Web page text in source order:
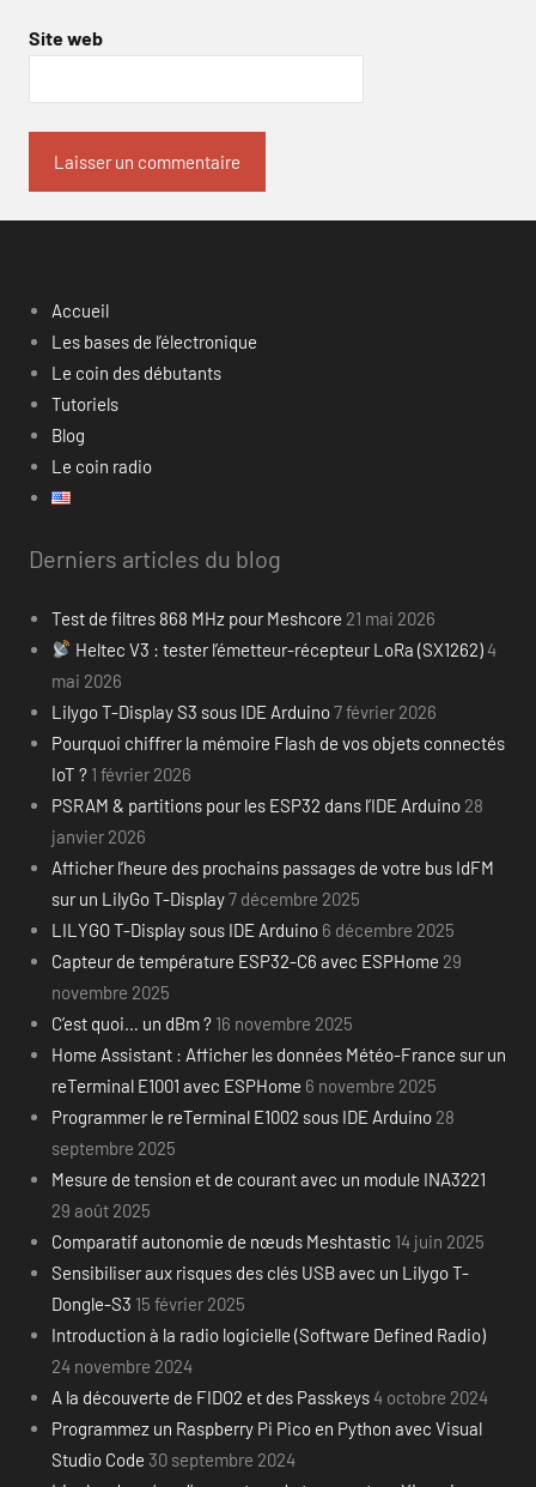
Site web
Accueil
Les bases de l’électronique
Le coin des débutants
Tutoriels
Blog
Le coin radio
Derniers articles du blog
Test de filtres 868 MHz pour Meshcore 21 mai 2026
Heltec V3 : tester l’émetteur-récepteur LoRa (SX1262)4
mai 2026
Lilygo T-Display S3 sous IDE Arduino7 février 2026
Pourquoi chiffrer la mémoire Flash de vos objets connectés
IoT ? 1 février 2026
PSRAM & partitions pour les ESP32 dans l’IDE Arduino 28
janvier 2026
Afficher l’heure des prochains passages de votre bus IdFM
sur un LilyGo T-Display7 décembre 2025
LILYGO T-Display sous IDE Arduino 6 décembre 2025
Capteur de température ESP32-C6 avec ESPHome 29
novembre 2025
C’est quoi… un dBm ? 16 novembre 2025
Home Assistant : Afficher les données Météo-France sur un
reTerminal E1001 avec ESPHome 6 novembre 2025
Programmer le reTerminal E1002 sous IDE Arduino 28
septembre 2025
Mesure de tension et de courant avec un module INA3221
29 août 2025
Comparatif autonomie de nœuds Meshtastic 14 juin 2025
Sensibiliser aux risques des clés USB avec un Lilygo T-
Dongle-S3 15 février 2025
Introduction à la radio logicielle (Software Defined Radio)
24 novembre 2024
A la découverte de FIDO2 et des Passkeys4 octobre 2024
Programmez un Raspberry Pi Pico en Python avec Visual
Studio Code 30 septembre 2024